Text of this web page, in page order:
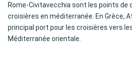
Rome-Civitavecchia sont les points de
croisières en méditerranée. En Grèce,
principal port pour les croisières vers
Méditerranée orientale.